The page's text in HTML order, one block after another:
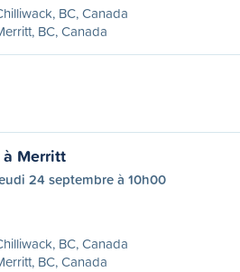
BC, Canada
BC, Canada
Merritt
24 septembre à 10h00
BC, Canada
BC, Canada